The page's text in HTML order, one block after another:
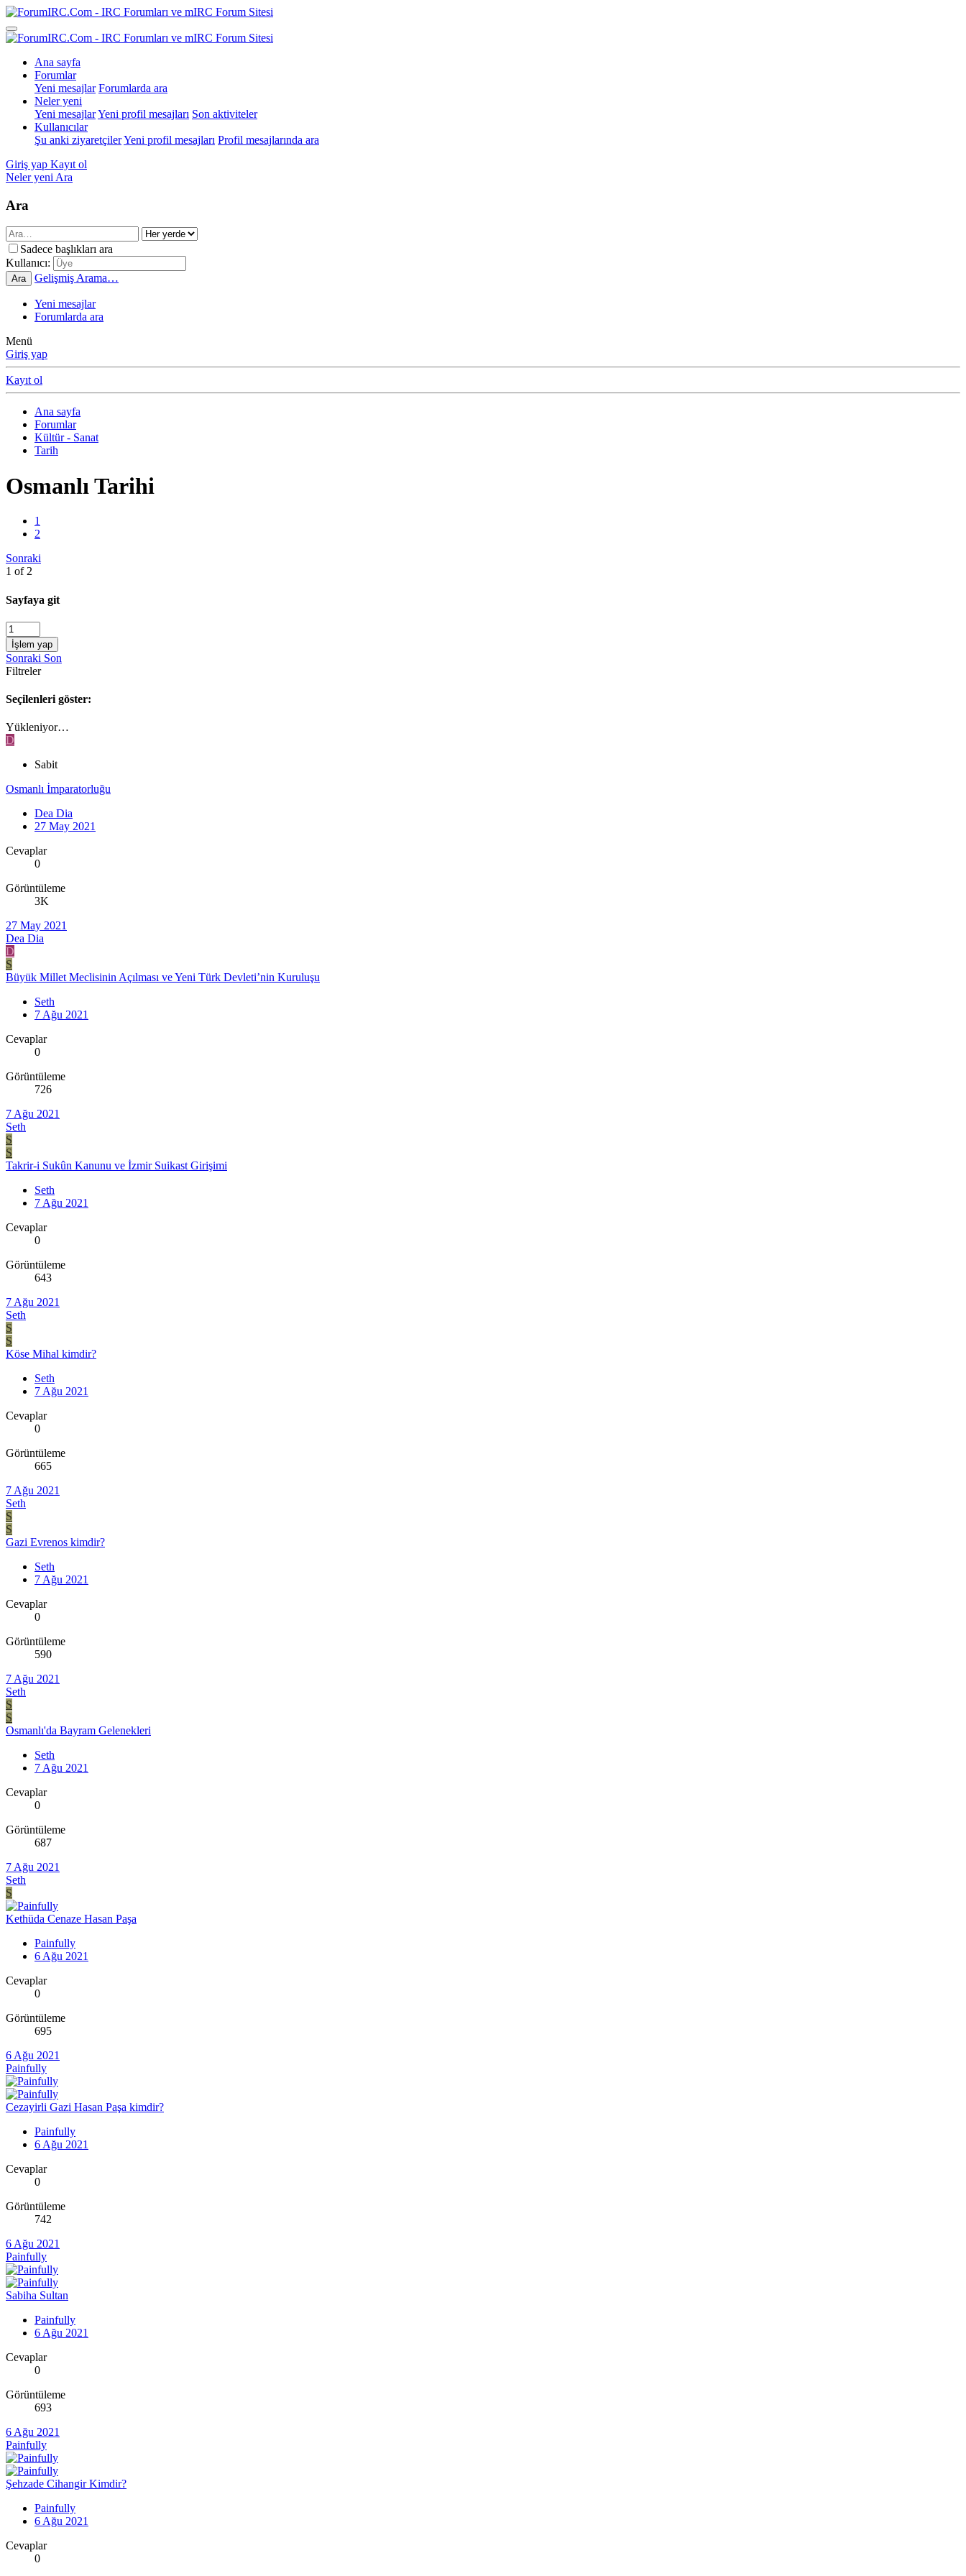
Ana sayfa
Forumlar
Yeni mesajlar Forumlarda ara
Neler yeni
Yeni mesajlarYeni profil mesajları Son aktiviteler
Kullanıcılar
Şu anki ziyaretçilerYeni profil mesajları Profil mesajlarında ara
Giriş yap Kayıt ol
Neler yeni Ara
Ara
Sadece başlıkları ara
Kullanıcı:
Ara Gelişmiş Arama…
Yeni mesajlar
Forumlarda ara
Menü
Giriş yap
Kayıt ol
Ana sayfa
Forumlar
Kültür - Sanat
Tarih
Osmanlı Tarihi
1
2
Sonraki
1 of 2
Sayfaya git
İşlem yap
Sonraki Son
Filtreler
Seçilenleri göster:
Yükleniyor…
D
Sabit
Osmanlı İmparatorluğu
Dea Dia
27 May 2021
Cevaplar
0
Görüntüleme
3K
27 May 2021
Dea Dia
D
S
Büyük Millet Meclisinin Açılması ve Yeni Türk Devleti’nin Kuruluşu
Seth
7 Ağu 2021
Cevaplar
0
Görüntüleme
726
7 Ağu 2021
Seth
S
S
Takrir-i Sukûn Kanunu ve İzmir Suikast Girişimi
Seth
7 Ağu 2021
Cevaplar
0
Görüntüleme
643
7 Ağu 2021
Seth
S
S
Köse Mihal kimdir?
Seth
7 Ağu 2021
Cevaplar
0
Görüntüleme
665
7 Ağu 2021
Seth
S
S
Gazi Evrenos kimdir?
Seth
7 Ağu 2021
Cevaplar
0
Görüntüleme
590
7 Ağu 2021
Seth
S
S
Osmanlı'da Bayram Gelenekleri
Seth
7 Ağu 2021
Cevaplar
0
Görüntüleme
687
7 Ağu 2021
Seth
S
Kethüda Cenaze Hasan Paşa
Painfully
6 Ağu 2021
Cevaplar
0
Görüntüleme
695
6 Ağu 2021
Painfully
Cezayirli Gazi Hasan Paşa kimdir?
Painfully
6 Ağu 2021
Cevaplar
0
Görüntüleme
742
6 Ağu 2021
Painfully
Sabiha Sultan
Painfully
6 Ağu 2021
Cevaplar
0
Görüntüleme
693
6 Ağu 2021
Painfully
Şehzade Cihangir Kimdir?
Painfully
6 Ağu 2021
Cevaplar
0